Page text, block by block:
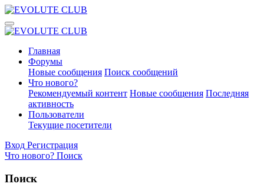
Главная
Форумы
Новые сообщения Поиск сообщений
Что нового?
Рекомендуемый контент Новые сообщения Последняя
активность
Пользователи
Текущие посетители
Вход Регистрация
Что нового? Поиск
Поиск